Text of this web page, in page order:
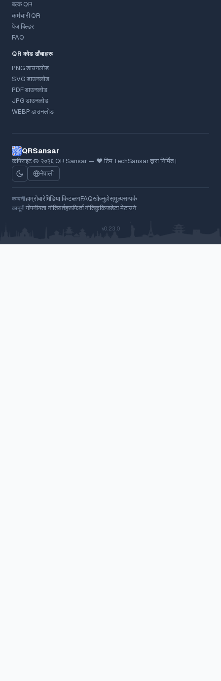
बल्क QR
कर्मचारी QR
पेज बिल्डर
FAQ
QR कोड ढाँचाहरू
PNG डाउनलोड
SVG डाउनलोड
PDF डाउनलोड
JPG डाउनलोड
WEBP डाउनलोड
QRSansar
कपिराइट © २०२६ QR Sansar — ❤ टिम TechSansar द्वारा निर्मित।
नेपाली
कम्पनीहाम्रोबारेमिडिया किटब्लगFAQखोज्नुहोस्मूल्यसम्पर्क
कानूनीगोपनीयता नीतिसर्तहरूफिर्ता नीतिकुकिजडेटा मेटाउने
v0.23.0